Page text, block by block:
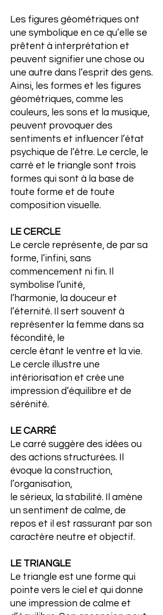
Les figures géométriques ont
une symbolique en ce qu’elle se
prêtent à interprétation et
peuvent signifier une chose ou
une autre dans l’esprit des gens.
Ainsi, les formes et les figures
géométriques, comme les
couleurs, les sons et la musique,
peuvent provoquer des
sentiments et influencer l’état
psychique de l’être. Le cercle, le
carré et le triangle sont trois
formes qui sont à la base de
toute forme et de toute
composition visuelle.
LE CERCLE
Le cercle représente, de par sa
forme, l’infini, sans
commencement ni fin. Il
symbolise l’unité,
l’harmonie, la douceur et
l’éternité. Il sert souvent à
représenter la femme dans sa
fécondité, le
cercle étant le ventre et la vie.
Le cercle illustre une
intériorisation et crée une
impression d’équilibre et de
sérénité.
LE CARRÉ
Le carré suggère des idées ou
des actions structurées. Il
évoque la construction,
l’organisation,
le sérieux, la stabilité. Il amène
un sentiment de calme, de
repos et il est rassurant par son
caractère neutre et objectif.
LE TRIANGLE
Le triangle est une forme qui
pointe vers le ciel et qui donne
une impression de calme et